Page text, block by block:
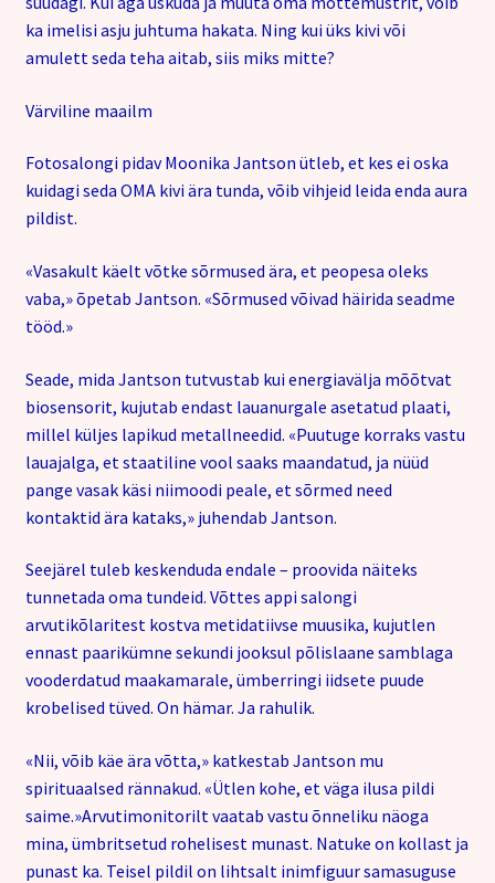
ka imelisi asju juhtuma hakata. Ning kui üks kivi või
amulett seda teha aitab, siis miks mitte?
Värviline maailm
Fotosalongi pidav Moonika Jantson ütleb, et kes ei oska
kuidagi seda OMA kivi ära tunda, võib vihjeid leida enda aura
pildist.
«Vasakult käelt võtke sõrmused ära, et peopesa oleks
vaba,» õpetab Jantson. «Sõrmused võivad häirida seadme
tööd.»
Seade, mida Jantson tutvustab kui energiavälja mõõtvat
biosensorit, kujutab endast lauanurgale asetatud plaati,
millel küljes lapikud metallneedid. «Puutuge korraks vastu
lauajalga, et staatiline vool saaks maandatud, ja nüüd
pange vasak käsi niimoodi peale, et sõrmed need
kontaktid ära kataks,» juhendab Jantson.
Seejärel tuleb keskenduda endale – proovida näiteks
tunnetada oma tundeid. Võttes appi salongi
arvutikõlaritest kostva metidatiivse muusika, kujutlen
ennast paarikümne sekundi jooksul põlislaane samblaga
vooderdatud maakamarale, ümberringi iidsete puude
krobelised tüved. On hämar. Ja rahulik.
«Nii, võib käe ära võtta,» katkestab Jantson mu
spirituaalsed rännakud. «Ütlen kohe, et väga ilusa pildi
saime.»Arvutimonitorilt vaatab vastu õnneliku näoga
mina, ümbritsetud rohelisest munast. Natuke on kollast ja
punast ka. Teisel pildil on lihtsalt inimfiguur samasuguse